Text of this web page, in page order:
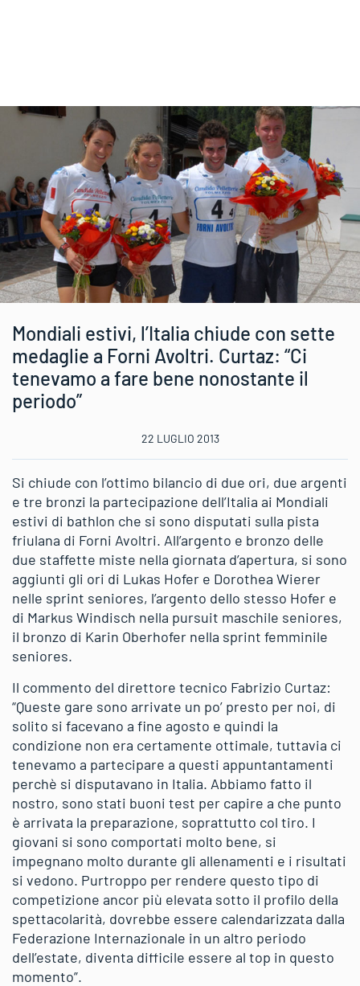
Mondiali estivi, l’Italia chiude con sette
medaglie a Forni Avoltri. Curtaz: “Ci
tenevamo a fare bene nonostante il
periodo”
22 LUGLIO 2013
Si chiude con l’ottimo bilancio di due ori, due argenti
e tre bronzi la partecipazione dell’Italia ai Mondiali
estivi di bathlon che si sono disputati sulla pista
friulana di Forni Avoltri. All’argento e bronzo delle
due staffette miste nella giornata d’apertura, si sono
aggiunti gli ori di Lukas Hofer e Dorothea Wierer
nelle sprint seniores, l’argento dello stesso Hofer e
di Markus Windisch nella pursuit maschile seniores,
il bronzo di Karin Oberhofer nella sprint femminile
seniores.
Il commento del direttore tecnico Fabrizio Curtaz:
“Queste gare sono arrivate un po’ presto per noi, di
solito si facevano a fine agosto e quindi la
condizione non era certamente ottimale, tuttavia ci
tenevamo a partecipare a questi appuntantamenti
perchè si disputavano in Italia. Abbiamo fatto il
nostro, sono stati buoni test per capire a che punto
è arrivata la preparazione, soprattutto col tiro. I
giovani si sono comportati molto bene, si
impegnano molto durante gli allenamenti e i risultati
si vedono. Purtroppo per rendere questo tipo di
competizione ancor più elevata sotto il profilo della
spettacolarità, dovrebbe essere calendarizzata dalla
Federazione Internazionale in un altro periodo
dell’estate, diventa difficile essere al top in questo
momento”.